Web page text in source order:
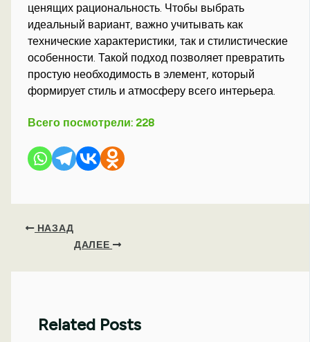
ценящих рациональность. Чтобы выбрать
идеальный вариант, важно учитывать как
технические характеристики, так и стилистические
особенности. Такой подход позволяет превратить
простую необходимость в элемент, который
формирует стиль и атмосферу всего интерьера.
Всего посмотрели: 228
НАЗАД
ДАЛЕЕ
Related Posts